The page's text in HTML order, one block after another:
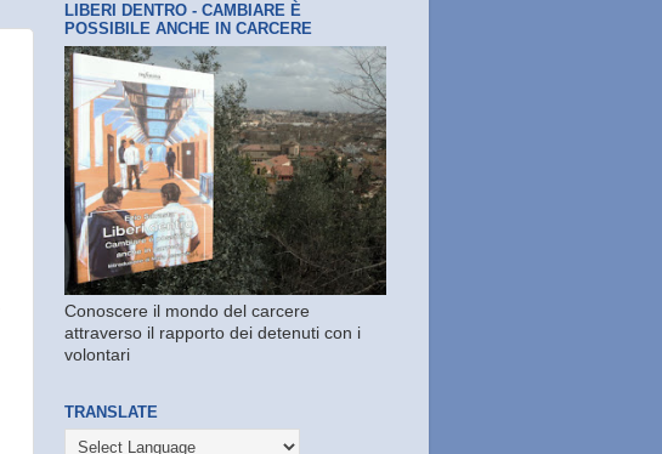
LIBERI DENTRO - CAMBIARE È
POSSIBILE ANCHE IN CARCERE
Conoscere il mondo del carcere
attraverso il rapporto dei detenuti con i
volontari
TRANSLATE